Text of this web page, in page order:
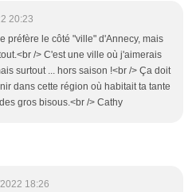
20:23
préfère le côté "ville" d'Annecy, mais
/> C'est une ville où j'aimerais
surtout ... hors saison !<br /> Ça doit
dans cette région où habitait ta tante
gros bisous.<br /> Cathy
18:26